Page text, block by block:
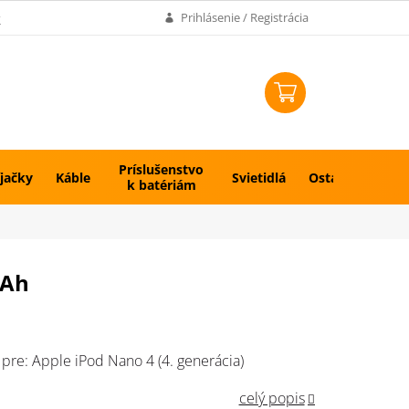
Prihlásenie / Registrácia
Káble
Príslušenstvo
k batériám
Svietidlá Ostatné
Apple iPod Nano 4 (4. generácia)
celý popis